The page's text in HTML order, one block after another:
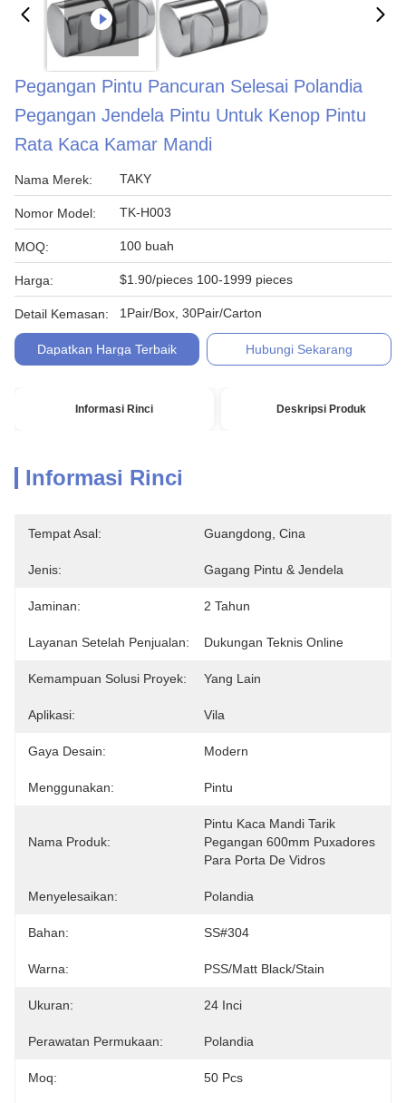
Pegangan Pintu Pancuran Selesai Polandia
Pegangan Jendela Pintu Untuk Kenop Pintu
Rata Kaca Kamar Mandi
Nama Merek: TAKY
Nomor Model: TK-H003
MOQ: 100 buah
Harga: $1.90/pieces 100-1999 pieces
Detail Kemasan: 1Pair/Box, 30Pair/Carton
Dapatkan Harga Terbaik Hubungi Sekarang
Informasi Rinci Deskripsi Produk
Informasi Rinci
Tempat Asal: Guangdong, Cina
Jenis: Gagang Pintu & Jendela
Jaminan: 2 Tahun
Layanan Setelah Penjualan: Dukungan Teknis Online
Kemampuan Solusi Proyek: Yang Lain
Aplikasi: Vila
Gaya Desain: Modern
Menggunakan: Pintu
Nama Produk:
Pintu Kaca Mandi Tarik
Pegangan 600mm Puxadores
Para Porta De Vidros
Menyelesaikan: Polandia
Bahan: SS#304
Warna: PSS/Matt Black/Stain
Ukuran: 24 Inci
Perawatan Permukaan: Polandia
Moq: 50 Pcs